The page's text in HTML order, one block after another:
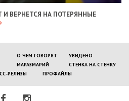
И ВЕРНЕТСЯ НА ПОТЕРЯННЫЕ
О ЧЕМ ГОВОРЯТ
УВИДЕНО
МАРАЗМАРИЙ
СТЕНКА НА СТЕНКУ
РЕЛИЗЫ ПРОФАЙЛЫ